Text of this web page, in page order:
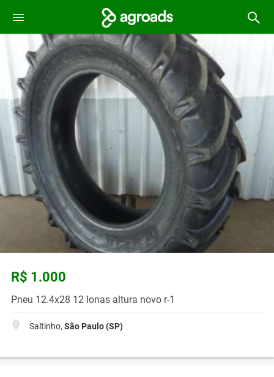
R$ 1.000
Pneu 12.4x28 12 lonas altura novo r-1
Saltinho, São Paulo (SP)